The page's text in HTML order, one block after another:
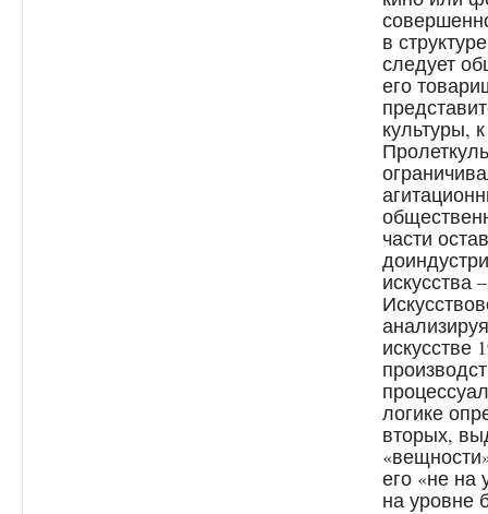
в
следует
его
культуры,
части
искусства
искусстве
логике
вторых,
его «не на
на уровне